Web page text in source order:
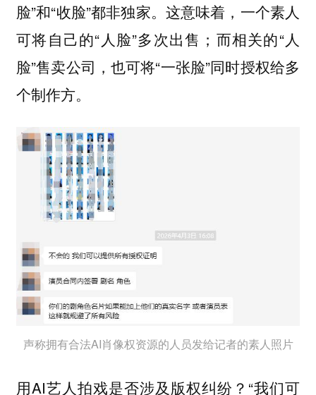
脸”和“收脸”都非独家。这意味着，一个素人
可将自己的“人脸”多次出售；而相关的“人
脸”售卖公司，也可将“一张脸”同时授权给多
个制作方。
声称拥有合法AI肖像权资源的人员发给记者的素人照片
用AI艺人拍戏是否涉及版权纠纷？“我们可